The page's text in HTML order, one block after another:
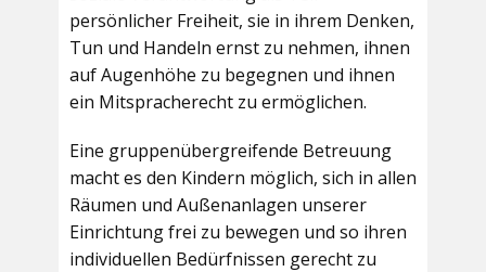
persönlicher Freiheit, sie in ihrem Denken,
Tun und Handeln ernst zu nehmen, ihnen
auf Augenhöhe zu begegnen und ihnen
ein Mitspracherecht zu ermöglichen.
Eine gruppenübergreifende Betreuung
macht es den Kindern möglich, sich in allen
Räumen und Außenanlagen unserer
Einrichtung frei zu bewegen und so ihren
individuellen Bedürfnissen gerecht zu